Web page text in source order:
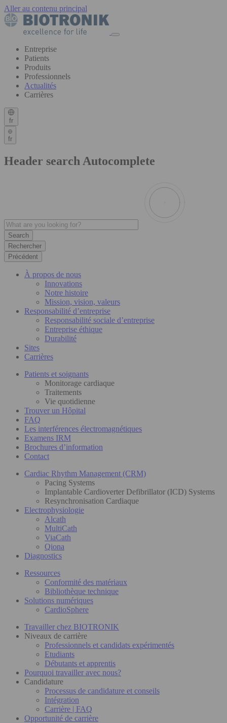
Aller au contenu principal
Entreprise
Patients
Produits
Professionnels
Actualités
Carrières
fr
fr
Header search Autocomplete
Rechercher
Précédent
À propos de nous
Innovations
Notre histoire
Mission, vision, valeurs
Responsabilité d’entreprise
Responsabilité sociale d’entreprise
Entreprise éthique
Durabilité
Sites
Carrières
Patients et soignants
Monitorage cardiaque
Traitements
Vie quotidienne
Trouver un Hôpital
FAQ
Les interférences électromagnétiques
Examens IRM
Brochures d’information
Contact
Cardiac Rhythm Management (CRM)
Pacing Systems
Implantable Cardioverter Defibrillator (ICD) Systems
Resynchronisation Cardiaque
Electrophysiologie
Alcath
MultiCath
ViaCath
Qiona
Diagnostics
Ressources
Conformité des matériaux
Bibliothèque technique
Solutions numériques
CardioSphere
Travailler chez BIOTRONIK
Niveaux de carrière
Professionnels et candidats expérimentés
Etudiants
Débutants et apprentis
Pourquoi travailler avec nous?
Candidature
Processus de candidature et conseils
Intégration
Carrière | FAQ
Opportunité de carrière